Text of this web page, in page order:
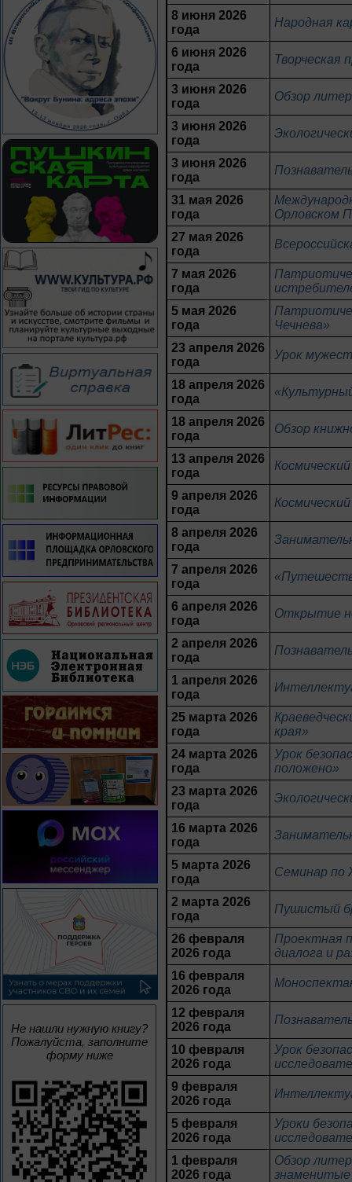
Не нашли нужную книгу?
Пожалуйста, заполните
форму ниже
8 июня 2026
года
Народная
6 июня 2026
года
Творческая
3 июня 2026
года
Обзор
3 июня 2026
года
3 июня 2026
года
31 мая 2026
года
Орловском
27 мая 2026
года
7 мая 2026
года
5 мая 2026
года
Чечнева»
23 апреля 2026
года
Урок
18 апреля 2026
года
18 апреля 2026
года
Обзор
13 апреля 2026
года
9 апреля 2026
года
8 апреля 2026
года
7 апреля 2026
года
6 апреля 2026
года
Открытие
2 апреля 2026
года
1 апреля 2026
года
25 марта 2026
года
края»
24 марта 2026
года
Урок
положено»
23 марта 2026
года
16 марта 2026
года
5 марта 2026
года
Семинар по
2 марта 2026
года
Пушистый
26 февраля
2026 года
Проектная
диалога и
16 февраля
2026 года
12 февраля
2026 года
10 февраля
2026 года
Урок
9 февраля
2026 года
5 февраля
2026 года
Уроки
1 февраля
2026 года
Обзор